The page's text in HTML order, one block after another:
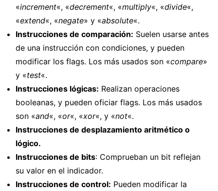
«increment«, «decrement«, «multiply«, «divide«,
«extend«, «negate» y «absolute«.
Instrucciones de comparación: Suelen usarse antes
de una instrucción con condiciones, y pueden
modificar los flags. Los más usados son «compare»
y «test«.
Instrucciones lógicas: Realizan operaciones
booleanas, y pueden oficiar flags. Los más usados
son «and«, «or«, «xor«, y «not«.
Instrucciones de desplazamiento aritmético o
lógico.
Instrucciones de bits: Comprueban un bit reflejan
su valor en el indicador.
Instrucciones de control: Pueden modificar la